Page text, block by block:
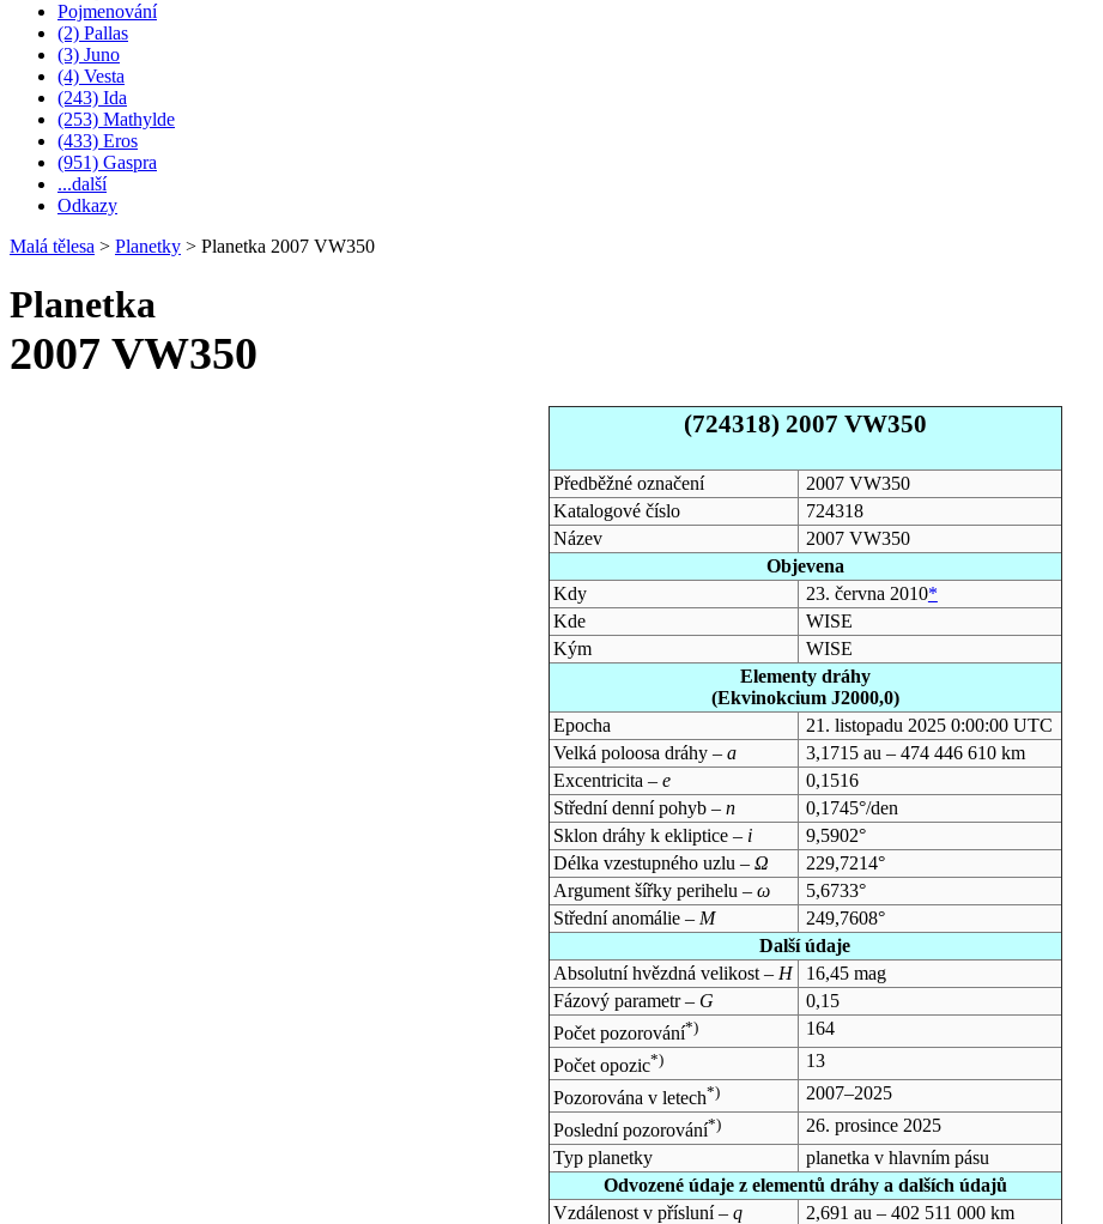
Pojmenování
(2) Pallas
(3) Juno
(4) Vesta
(243) Ida
(253) Mathylde
(433) Eros
(951) Gaspra
...další
Odkazy
Malá tělesa > Planetky > Planetka 2007 VW350
Planetka
2007 VW350
(724318) 2007 VW350
Předběžné označení
2007 VW350
Katalogové číslo
724318
Název
2007 VW350
Objevena
Kdy
23. června 2010*
Kde
WISE
Kým
WISE
Elementy dráhy
(Ekvinokcium J2000,0)
Epocha
21. listopadu 2025 0:00:00 UTC
Velká poloosa dráhy – a
3,1715 au – 474 446 610 km
Excentricita – e
0,1516
Střední denní pohyb – n
0,1745°/den
Sklon dráhy k ekliptice – i
9,5902°
Délka vzestupného uzlu – Ω
229,7214°
Argument šířky perihelu – ω
5,6733°
Střední anomálie – M
249,7608°
Další údaje
Absolutní hvězdná velikost – H
16,45 mag
Fázový parametr – G
0,15
Počet pozorování*)
164
Počet opozic*)
13
Pozorována v letech*)
2007–2025
Poslední pozorování*)
26. prosince 2025
Typ planetky
planetka v hlavním pásu
Odvozené údaje z elementů dráhy a dalších údajů
Vzdálenost v přísluní – q
2,691 au – 402 511 000 km